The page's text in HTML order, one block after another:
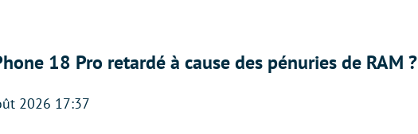
18 Pro retardé à cause des pénuries de RAM ?
2026 17:37